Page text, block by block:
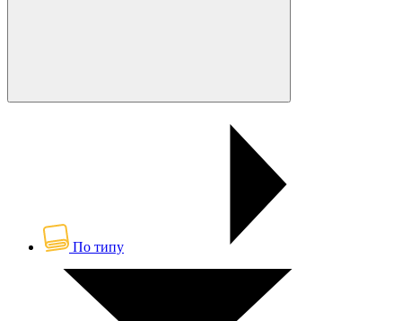
По типу